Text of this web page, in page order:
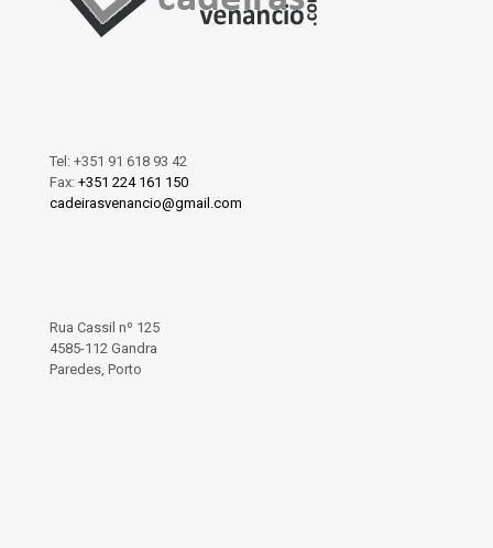
Tel: +351 91 618 93 42
Fax: +351 224 161 150
cadeirasvenancio@gmail.com
Rua Cassil nº 125
4585-112 Gandra
Paredes, Porto